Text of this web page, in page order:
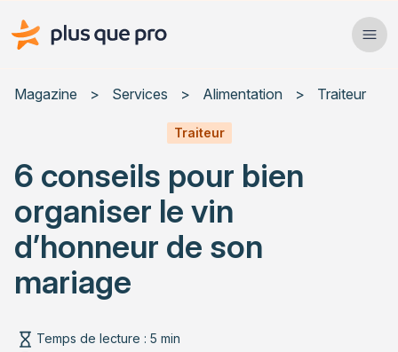
Plus que pro Mag'
Services
Actualités
Magazine > Services > Alimentation > Traiteur
Traiteur
6 conseils pour bien
organiser le vin
d’honneur de son
mariage
Temps de lecture : 5 min